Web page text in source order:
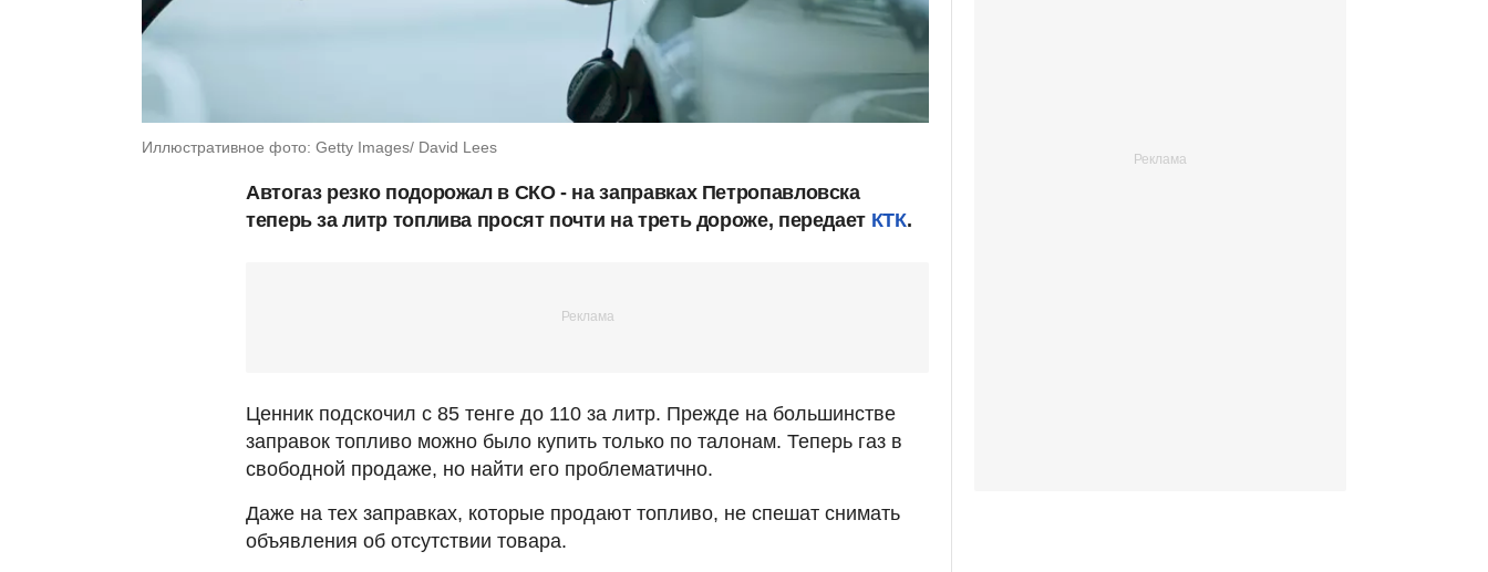
Иллюстративное фото: Getty Images/ David Lees
Автогаз резко подорожал в СКО - на заправках Петропавловска
теперь за литр топлива просят почти на треть дороже, передает КТК.
Ценник подскочил с 85 тенге до 110 за литр. Прежде на большинстве
заправок топливо можно было купить только по талонам. Теперь газ в
свободной продаже, но найти его проблематично.
Даже на тех заправках, которые продают топливо, не спешат снимать
объявления об отсутствии товара.